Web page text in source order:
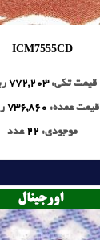
ICM7555CD
قیمت تکی:772,203
قیمت عمده: 736,860
موجودی: 22 عدد